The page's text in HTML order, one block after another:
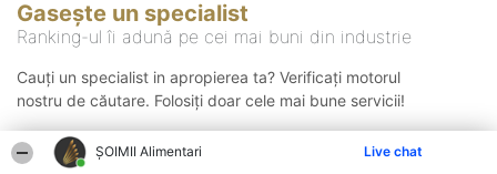
ŞOIMII Alimentari Live chat
Gasește un specialist
Ranking-ul îi adună pe cei mai buni din industrie
Cauți un specialist in apropierea ta? Verificați motorul
nostru de căutare. Folosiți doar cele mai bune servicii!